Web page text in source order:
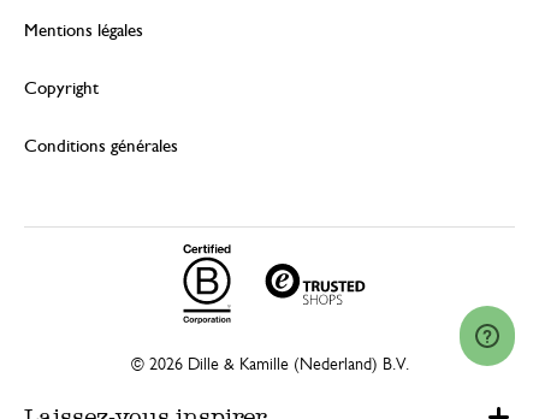
Mentions légales
Copyright
Conditions générales
© 2026 Dille & Kamille (Nederland) B.V.